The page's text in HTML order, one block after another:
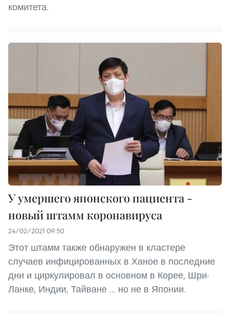
комитета.
У умершего японского пациента -
новый штамм коронавируса
24/02/2021 09:50
Этот штамм также обнаружен в кластере
случаев инфицированных в Ханое в последние
дни и циркулировал в основном в Корее, Шри-
Ланке, Индии, Тайване ... но не в Японии.